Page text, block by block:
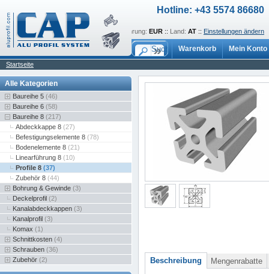
Hotline: +43 5574 86680
Sprache: de:: Währung: EUR :: Land: AT :: Einstellungen ändern
Warenkorb Mein Konto
Startseite
Alle Kategorien
Baureihe 5 (46)
Baureihe 6 (58)
Baureihe 8 (217)
Abdeckkappe 8 (27)
Befestigungselemente 8 (78)
Bodenelemente 8 (21)
Linearführung 8 (10)
Profile 8 (37)
Zubehör 8 (44)
Bohrung & Gewinde (3)
Deckelprofil (2)
Kanalabdeckkappen (3)
Kanalprofil (3)
Komax (1)
Schnittkosten (4)
Schrauben (36)
Zubehör (2) Beschreibung Mengenrabatte